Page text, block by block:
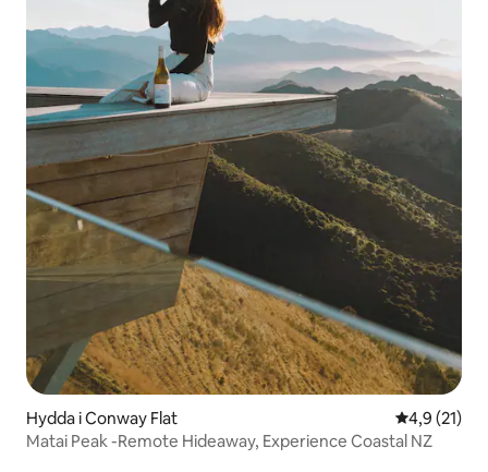
Hydda i Conway Flat 4,9 av 5 i
4,9 (21)
Matai Peak -Remote Hideaway, Experience Coastal NZ